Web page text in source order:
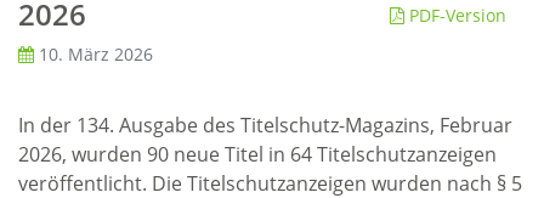
2026
10. März 2026
PDF-Version
In der 134. Ausgabe des Titelschutz-Magazins, Februar
2026, wurden 90 neue Titel in 64 Titelschutzanzeigen
veröffentlicht. Die Titelschutzanzeigen wurden nach § 5